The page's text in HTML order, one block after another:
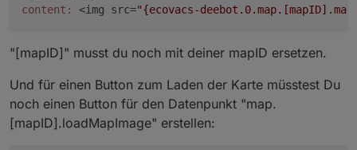
content:
<img src="{ecovacs-
"[mapID]" musst du noch mit deiner mapID ersetzen.
Und für einen Button zum Laden der Karte müsstest Du
noch einen Button für den Datenpunkt "map.
[mapID].loadMapImage" erstellen: